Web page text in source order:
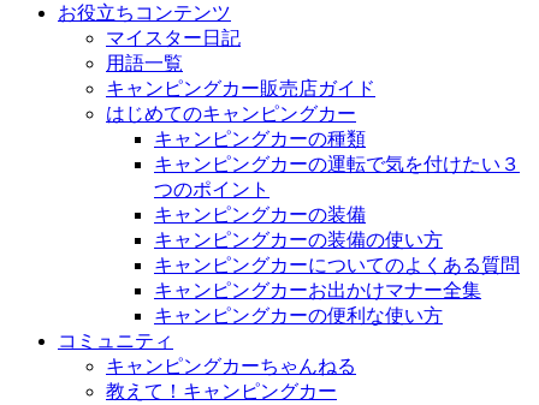
お役立ちコンテンツ
マイスター日記
用語一覧
キャンピングカー販売店ガイド
はじめてのキャンピングカー
キャンピングカーの種類
キャンピングカーの運転で気を付けたい３
つのポイント
キャンピングカーの装備
キャンピングカーの装備の使い方
キャンピングカーについてのよくある質問
キャンピングカーお出かけマナー全集
キャンピングカーの便利な使い方
コミュニティ
キャンピングカーちゃんねる
教えて！キャンピングカー